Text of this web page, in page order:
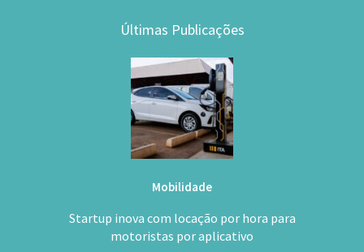
Últimas Publicações
Mobilidade
Startup inova com locação por hora para
motoristas por aplicativo